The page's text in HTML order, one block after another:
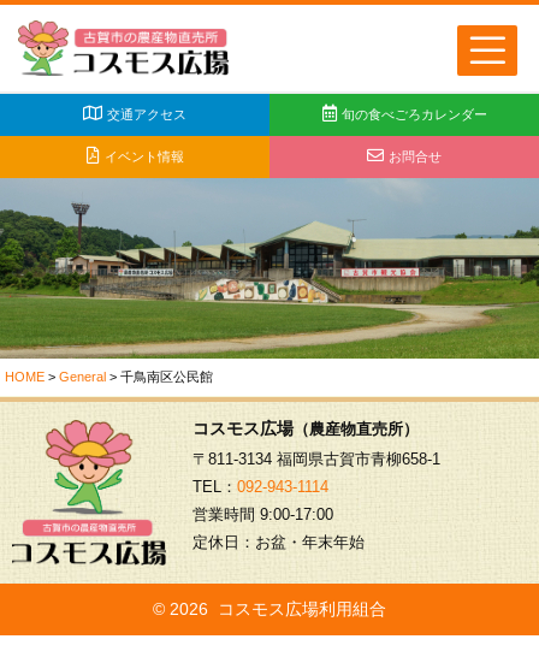
交通アクセス 旬の食べごろカレンダー
イベント情報 お問合せ
HOME > General > 千鳥南区公民館
コスモス広場（農産物直売所）
〒811-3134 福岡県古賀市青柳658-1
TEL： 092-943-1114
営業時間 9:00-17:00
定休日：お盆・年末年始
© 2026 コスモス広場利用組合